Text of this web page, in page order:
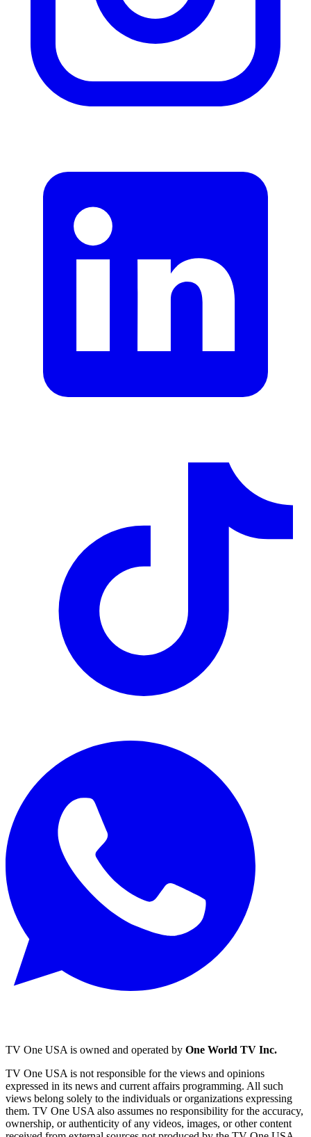
TV One USA is owned and operated by One World TV Inc.
TV One USA is not responsible for the views and opinions
expressed in its news and current affairs programming. All such
views belong solely to the individuals or organizations expressing
them. TV One USA also assumes no responsibility for the accuracy,
ownership, or authenticity of any videos, images, or other content